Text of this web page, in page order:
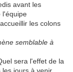
avant les
l'équipe
les colons
semblable à
sera l'effet de la